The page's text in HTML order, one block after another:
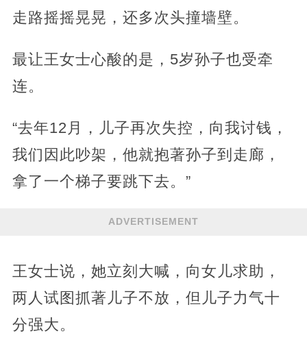
走路摇摇晃晃，还多次头撞墙壁。
最让王女士心酸的是，5岁孙子也受牵
连。
“去年12月，儿子再次失控，向我讨钱，
我们因此吵架，他就抱著孙子到走廊，
拿了一个梯子要跳下去。”
ADVERTISEMENT
王女士说，她立刻大喊，向女儿求助，
两人试图抓著儿子不放，但儿子力气十
分强大。